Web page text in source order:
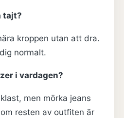
tajt?
kroppen utan att dra.
normalt.
i vardagen?
men mörka jeans
resten av outfiten är